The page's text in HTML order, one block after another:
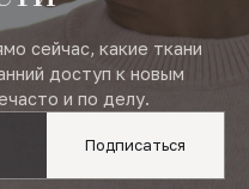
сейчас, какие ткани
доступ к новым
и по делу.
Подписаться